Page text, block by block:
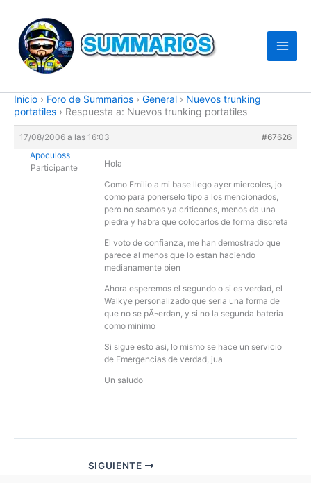
contenido
Inicio › Foro de Summarios › General › Nuevos trunking
portatiles › Respuesta a: Nuevos trunking portatiles
17/08/2006 a las 16:03
#67626
Apoculoss
Participante
Hola
Como Emilio a mi base llego ayer miercoles, jo
como para ponerselo tipo a los mencionados,
pero no seamos ya criticones, menos da una
piedra y habra que colocarlos de forma discreta
El voto de confianza, me han demostrado que
parece al menos que lo estan haciendo
medianamente bien
Ahora esperemos el segundo o si es verdad, el
Walkye personalizado que seria una forma de
que no se pÃ¬erdan, y si no la segunda bateria
como minimo
Si sigue esto asi, lo mismo se hace un servicio
de Emergencias de verdad, jua
Un saludo
SIGUIENTE